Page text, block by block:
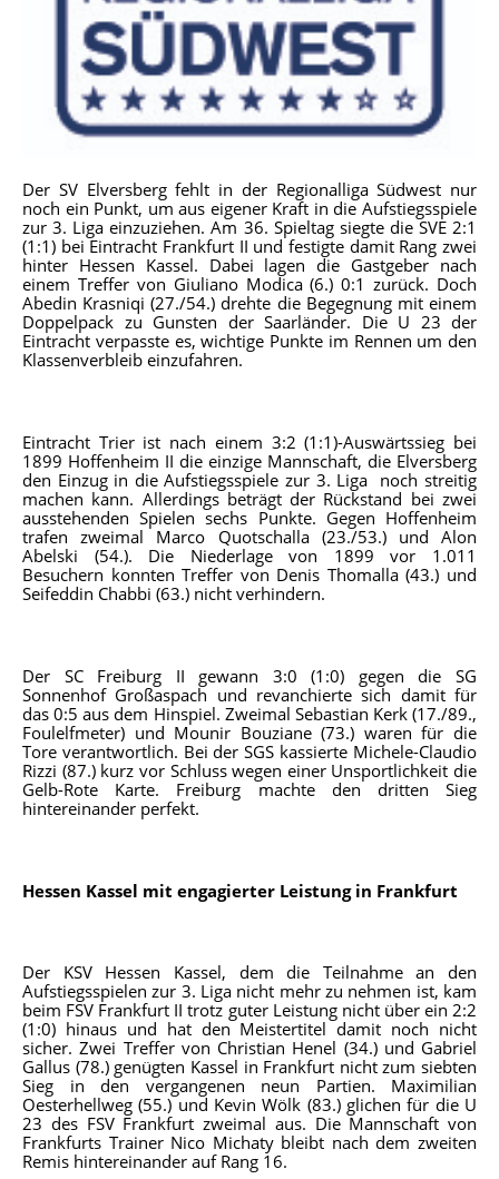
Der SV Elversberg fehlt in der Regionalliga Südwest nur
noch ein Punkt, um aus eigener Kraft in die Aufstiegsspiele
zur 3. Liga einzuziehen. Am 36. Spieltag siegte die SVE 2:1
(1:1) bei Eintracht Frankfurt II und festigte damit Rang zwei
hinter Hessen Kassel. Dabei lagen die Gastgeber nach
einem Treffer von Giuliano Modica (6.) 0:1 zurück. Doch
Abedin Krasniqi (27./54.) drehte die Begegnung mit einem
Doppelpack zu Gunsten der Saarländer. Die U 23 der
Eintracht verpasste es, wichtige Punkte im Rennen um den
Klassenverbleib einzufahren.
Eintracht Trier ist nach einem 3:2 (1:1)-Auswärtssieg bei
1899 Hoffenheim II die einzige Mannschaft, die Elversberg
den Einzug in die Aufstiegsspiele zur 3. Liga noch streitig
machen kann. Allerdings beträgt der Rückstand bei zwei
ausstehenden Spielen sechs Punkte. Gegen Hoffenheim
trafen zweimal Marco Quotschalla (23./53.) und Alon
Abelski (54.). Die Niederlage von 1899 vor 1.011
Besuchern konnten Treffer von Denis Thomalla (43.) und
Seifeddin Chabbi (63.) nicht verhindern.
Der SC Freiburg II gewann 3:0 (1:0) gegen die SG
Sonnenhof Großaspach und revanchierte sich damit für
das 0:5 aus dem Hinspiel. Zweimal Sebastian Kerk (17./89.,
Foulelfmeter) und Mounir Bouziane (73.) waren für die
Tore verantwortlich. Bei der SGS kassierte Michele-Claudio
Rizzi (87.) kurz vor Schluss wegen einer Unsportlichkeit die
Gelb-Rote Karte. Freiburg machte den dritten Sieg
hintereinander perfekt.
Hessen Kassel mit engagierter Leistung in Frankfurt
Der KSV Hessen Kassel, dem die Teilnahme an den
Aufstiegsspielen zur 3. Liga nicht mehr zu nehmen ist, kam
beim FSV Frankfurt II trotz guter Leistung nicht über ein 2:2
(1:0) hinaus und hat den Meistertitel damit noch nicht
sicher. Zwei Treffer von Christian Henel (34.) und Gabriel
Gallus (78.) genügten Kassel in Frankfurt nicht zum siebten
Sieg in den vergangenen neun Partien. Maximilian
Oesterhellweg (55.) und Kevin Wölk (83.) glichen für die U
23 des FSV Frankfurt zweimal aus. Die Mannschaft von
Frankfurts Trainer Nico Michaty bleibt nach dem zweiten
Remis hintereinander auf Rang 16.